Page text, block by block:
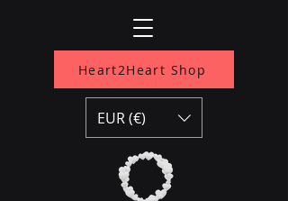
Heart2Heart Shop
EUR (€)